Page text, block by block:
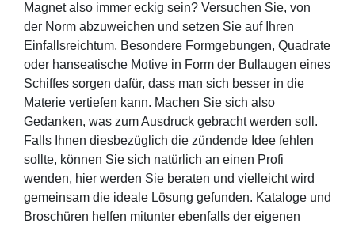
Magnet also immer eckig sein? Versuchen Sie, von
der Norm abzuweichen und setzen Sie auf Ihren
Einfallsreichtum. Besondere Formgebungen, Quadrate
oder hanseatische Motive in Form der Bullaugen eines
Schiffes sorgen dafür, dass man sich besser in die
Materie vertiefen kann. Machen Sie sich also
Gedanken, was zum Ausdruck gebracht werden soll.
Falls Ihnen diesbezüglich die zündende Idee fehlen
sollte, können Sie sich natürlich an einen Profi
wenden, hier werden Sie beraten und vielleicht wird
gemeinsam die ideale Lösung gefunden. Kataloge und
Broschüren helfen mitunter ebenfalls der eigenen